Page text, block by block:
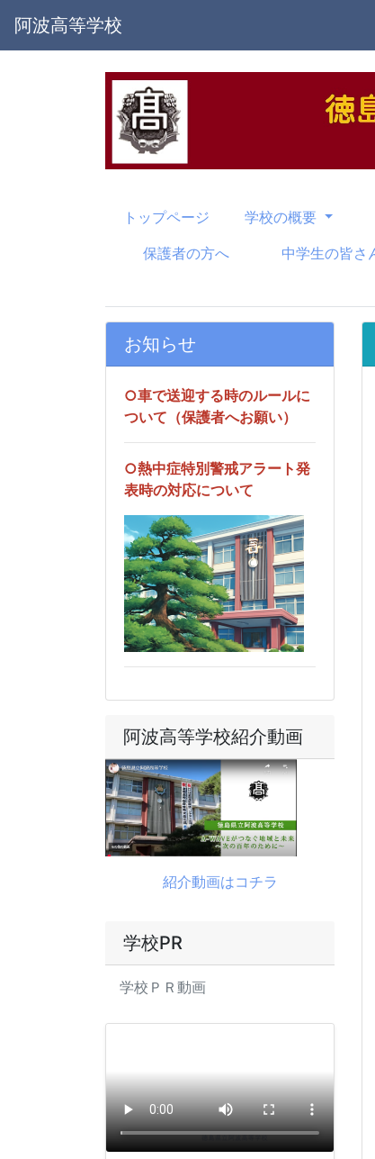
阿波高等学校
トップページ 学校の概要
保護者の方へ
中学生の皆さ
お知らせ
○車で送迎する時のルールに
ついて（保護者へお願い）
○熱中症特別警戒アラート発
表時の対応について
阿波高等学校紹介動画
紹介動画はコチラ
学校PR
学校ＰＲ動画